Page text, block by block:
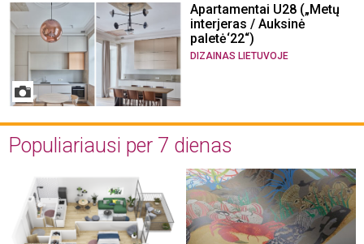
Apartamentai U28 („Metų
interjeras / Auksinė
paletė‘22“)
DIZAINAS LIETUVOJE
Populiariausi per 7 dienas